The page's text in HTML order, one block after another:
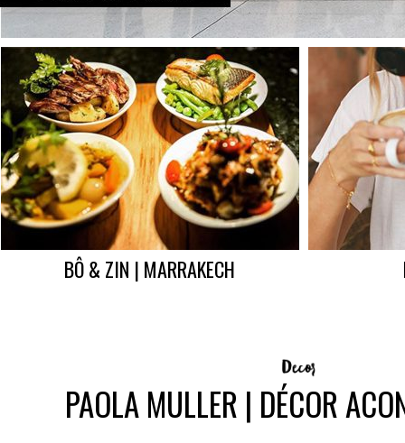
BÔ & ZIN | MARRAKECH
PAOLA MULLER | DÉCOR